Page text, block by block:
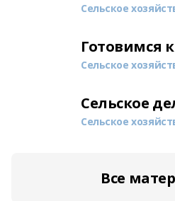
Сельское
Готовимся
Сельское
Сельское
Сельское
Все